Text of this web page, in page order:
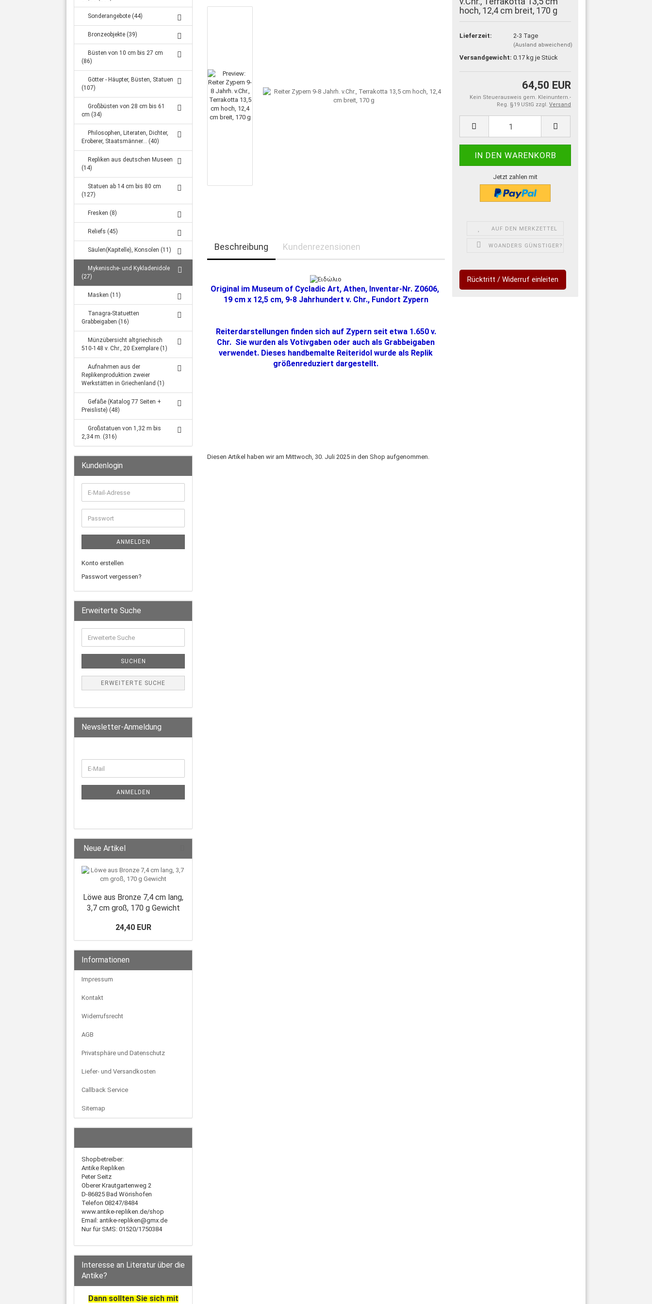
Gefäße (Katalog 77 Seiten + Preisliste) (48) Großstatuen von 1,32 m bis 2,34 m. (316)
SIE BESTELLEN AUF RECHNUNG ODER BEZAHLEN PER PAYPAL UND HABEN EIN UNEINGESCHRÄNKTES RÜCKGABERECHT FÜR DIE MUSEUMSREPLIKEN INNERHALB 30 TAGEN.
hoch, 12,4 cm breit, 170 g
Lieferzeit: 2-3 Tage
(Ausland abweichend)
Versandgewicht: 0.17kg je Stück
64,50 EUR
Kein Steuerausweis gem. Kleinuntern.-
Reg. §19 UStG zzgl. Versand
Jetzt zahlen mit
AUF DEN MERKZETTEL
WOANDERS GÜNSTIGER?
Rücktritt / Widerruf einleiten
Beschreibung Kundenrezensionen
Original im Museum of Cycladic Art, Athen, Inventar-Nr. Z0606,
19 cm x 12,5 cm, 9-8 Jahrhundert v. Chr., Fundort Zypern
Reiterdarstellungen finden sich auf Zypern seit etwa 1.650 v.
Chr. Sie wurden als Votivgaben oder auch als Grabbeigaben
verwendet. Dieses handbemalte Reiteridol wurde als Replik
größenreduziert dargestellt.
Diesen Artikel haben wir am Mittwoch, 30. Juli 2025 in den Shop aufgenommen.
Sonderangebote (44)
Bronzeobjekte (39)
Büsten von 10 cm bis 27 cm
(86)
Götter - Häupter, Büsten, Statuen
(107)
Großbüsten von 28 cm bis 61
cm (34)
Philosophen, Literaten, Dichter,
Eroberer, Staatsmänner... (40)
Repliken aus deutschen Museen
(14)
Statuen ab 14 cm bis 80 cm
(127)
Fresken (8)
Reliefs (45)
Säulen(Kapitelle), Konsolen (11)
Mykenische- und Kykladenidole
(27)
Masken (11)
Tanagra-Statuetten
Grabbeigaben (16)
Münzübersicht altgriechisch
510-148 v. Chr., 20 Exemplare (1)
Aufnahmen aus der
Replikenproduktion zweier
Werkstätten in Griechenland (1)
Gefäße (Katalog 77 Seiten +
Preisliste) (48)
Großstatuen von 1,32 m bis
2,34 m. (316)
Kundenlogin
ANMELDEN
Konto erstellen
Passwort vergessen?
Erweiterte Suche
SUCHEN
ERWEITERTE SUCHE
Newsletter-Anmeldung
ANMELDEN
Neue Artikel
Löwe aus Bronze 7,4 cm lang,
3,7 cm groß, 170 g Gewicht
24,40 EUR
Informationen
Impressum
Kontakt
Widerrufsrecht
AGB
Privatsphäre und Datenschutz
Liefer- und Versandkosten
Callback Service
Sitemap
Shopbetreiber:
Antike Repliken
Peter Seitz
Oberer Krautgartenweg 2
D-86825 Bad Wörishofen
Telefon 08247/8484
www.antike-repliken.de/shop
Email: antike-repliken@gmx.de
Nur für SMS: 01520/1750384
Interesse an Literatur über die
Antike?
Dann sollten Sie sich mit